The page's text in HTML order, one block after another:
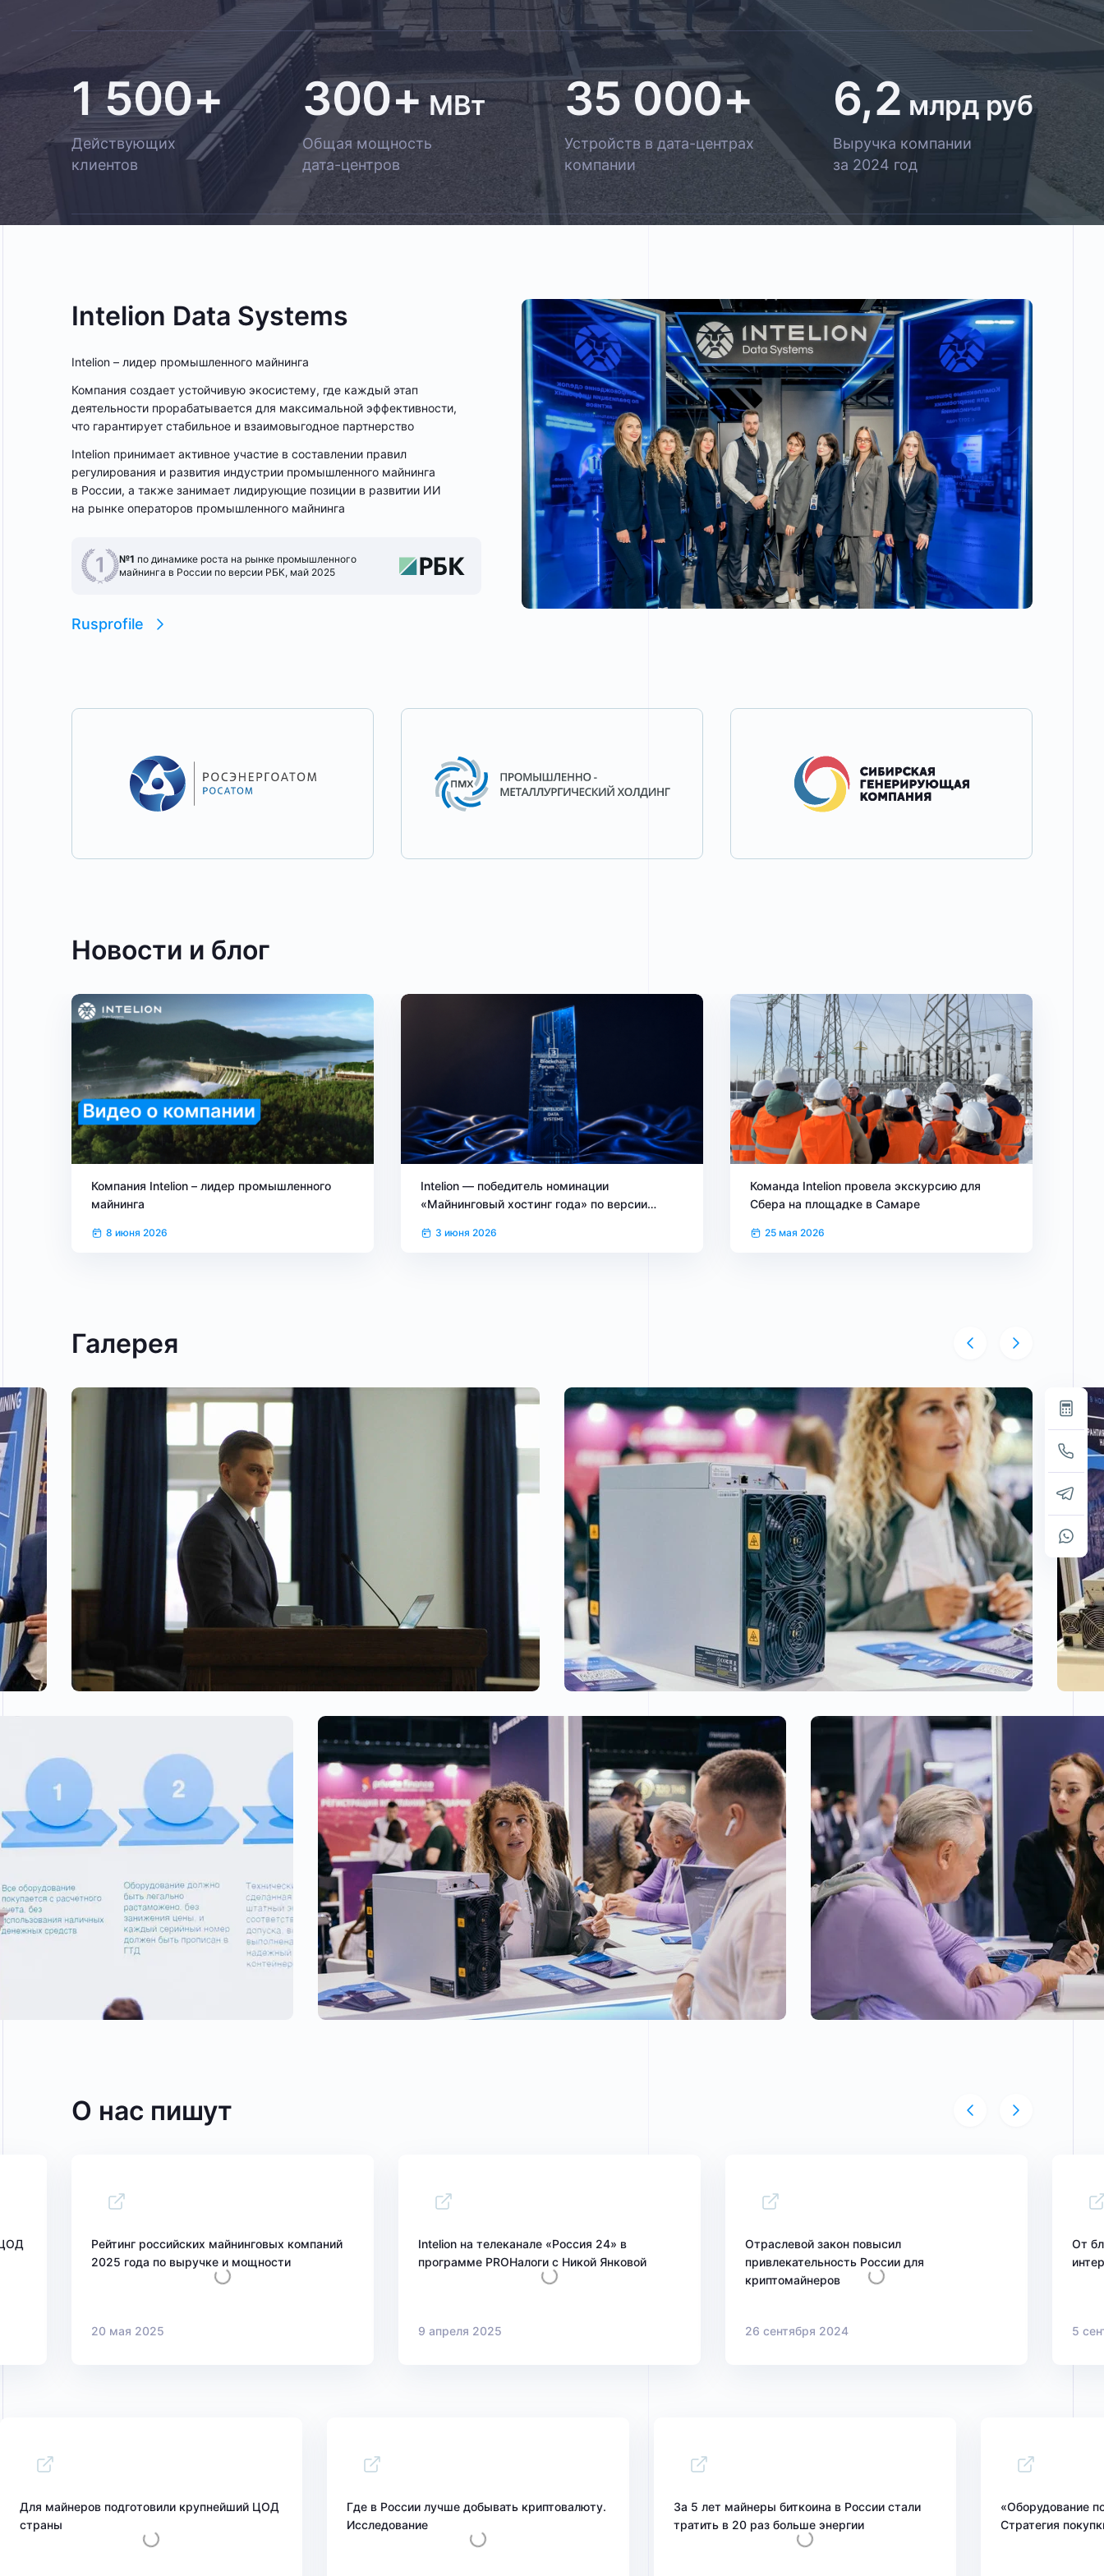
1 500+
Действующих
клиентов
300+ МВт
Общая мощность
дата-центров
35 000+
Устройств в дата-⁠центрах
компании
6,2 млрд руб
Выручка компании
за 2024 год
Intelion Data Systems
Intelion – лидер промышленного майнинга
Компания создает устойчивую экосистему, где каждый этап
деятельности прорабатывается для максимальной эффективности,
что гарантирует стабильное и взаимовыгодное партнерство
Intelion принимает активное участие в составлении правил
регулирования и развития индустрии промышленного майнинга
в России, а также занимает лидирующие позиции в развитии ИИ
на рынке операторов промышленного майнинга
№1 по динамике роста на рынке промышленного
майнинга в России по версии РБК, май 2025
Rusprofile
Новости и блог
Компания Intelion – лидер промышленного
майнинга
8 июня 2026
Intelion — победитель номинации
«Майнинговый хостинг года» по версии
3 июня 2026
Команда Intelion провела экскурсию для
Сбера на площадке в Самаре
25 мая 2026
Галерея
О нас пишут
Рейтинг российских майнинговых компаний
2025 года по выручке и мощности
20 мая 2025
Intelion на телеканале «Россия 24» в
программе PROНалоги с Никой Янковой
9 апреля 2025
Отраслевой закон повысил
привлекательность России для
криптомайнеров
26 сентября 2024
От
5
Для майнеров подготовили крупнейший ЦОД
страны
Где в России лучше добывать криптовалюту.
Исследование
За 5 лет майнеры биткоина в России стали
тратить в 20 раз больше энергии
«Оборудование
Стратегия